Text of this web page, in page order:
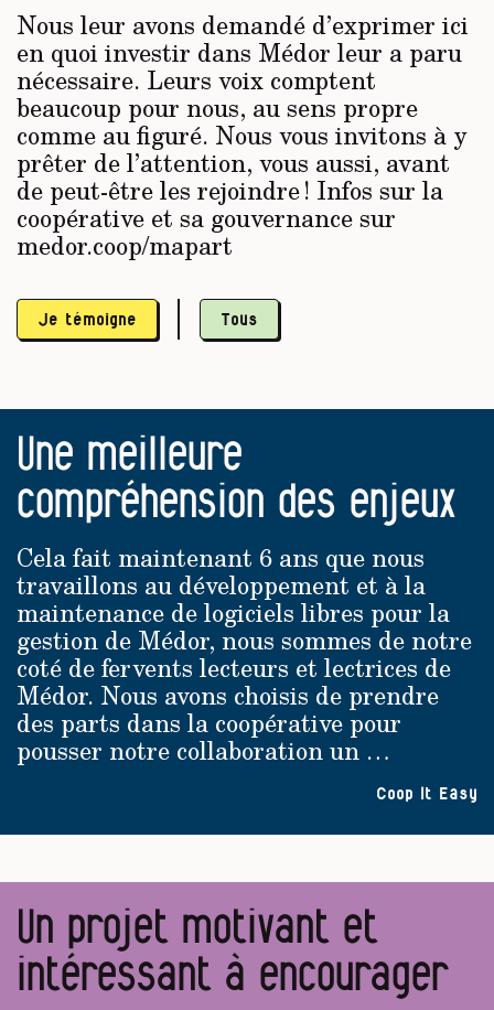
Nous leur avons demandé d’exprimer ici
en quoi investir dans Médor leur a paru
nécessaire. Leurs voix comptent
beaucoup pour nous, au sens propre
comme au figuré. Nous vous invitons à y
prêter de l’attention, vous aussi, avant
de peut-être les rejoindre ! Infos sur la
coopérative et sa gouvernance sur
medor.coop/mapart
Je témoigne Tous
Une meilleure
compréhension des enjeux
Cela fait maintenant 6 ans que nous
travaillons au développement et à la
maintenance de logiciels libres pour la
gestion de Médor, nous sommes de notre
coté de fervents lecteurs et lectrices de
Médor. Nous avons choisis de prendre
des parts dans la coopérative pour
pousser notre collaboration un …
Coop It Easy
Un projet motivant et
intéressant à encourager